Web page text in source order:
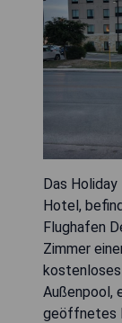
Das Holiday
Hotel,
Flughafen
Zimmer
Außenpool,
geöffnetes